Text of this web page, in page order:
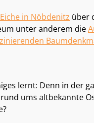
in Nöbdenitz über
unter anderem die
lernt: Denn in der
ums altbekannte